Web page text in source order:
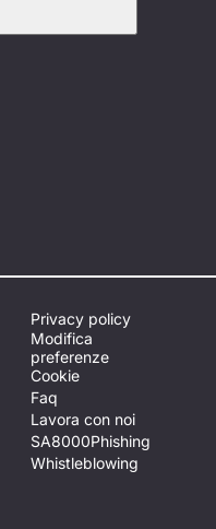
Privacy policy
Modifica
preferenze
Cookie
Faq
Lavora con noi
SA8000Phishing
Whistleblowing